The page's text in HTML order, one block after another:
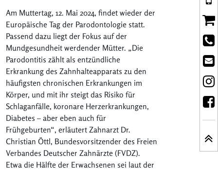
Am Muttertag, 12. Mai 2024, findet wieder der
Europäische Tag der Parodontologie statt.
Passend dazu liegt der Fokus auf der
Mundgesundheit werdender Mütter. „Die
Parodontitis zählt als entzündliche
Erkrankung des Zahnhalteapparats zu den
häufigsten chronischen Erkrankungen im
Körper, und mit ihr steigt das Risiko für
Schlaganfälle, koronare Herzerkrankungen,
Diabetes – aber eben auch für
Frühgeburten“, erläutert Zahnarzt Dr.
Christian Öttl, Bundesvorsitzender des Freien
Verbandes Deutscher Zahnärzte (FVDZ).
Etwa die Hälfte der Erwachsenen sei laut der